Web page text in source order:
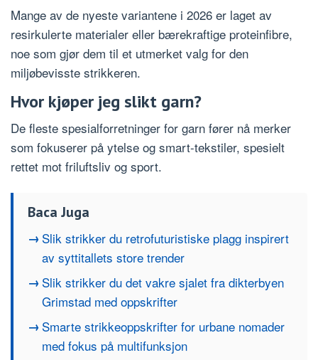
Mange av de nyeste variantene i 2026 er laget av
resirkulerte materialer eller bærekraftige proteinfibre,
noe som gjør dem til et utmerket valg for den
miljøbevisste strikkeren.
Hvor kjøper jeg slikt garn?
De fleste spesialforretninger for garn fører nå merker
som fokuserer på ytelse og smart-tekstiler, spesielt
rettet mot friluftsliv og sport.
Baca Juga
Slik strikker du retrofuturistiske plagg inspirert
av syttitallets store trender
Slik strikker du det vakre sjalet fra dikterbyen
Grimstad med oppskrifter
Smarte strikkeoppskrifter for urbane nomader
med fokus på multifunksjon